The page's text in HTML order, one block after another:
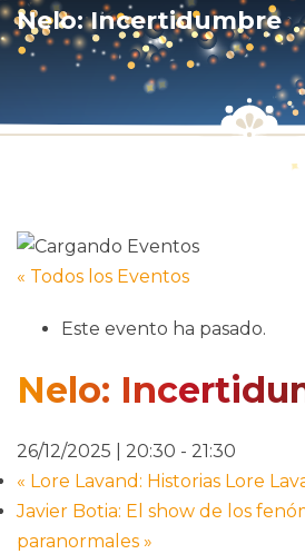
Nelo: Incertidumbre
« Todos los Eventos
Este evento ha pasado.
Nelo:
26/12/2025 | 20:30 - 21:30
« Lore Lavand: Historias Lore
Javier Botia: El show de los
paranormales »